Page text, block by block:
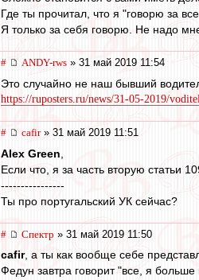
Где ты прочитал, что я "говорю за
Я только за себя говорю. Не надо
# ANDY-rws » 31 май 2019 11:54
Это случайно не наш бывший
https://ruposters.ru/news/31-05-2019/
# cafir» 31 май 2019 11:51
Alex Green
Если что, я за часть вторую статьи
----------------
Ты про португальский УК сейчас?
# Спектр » 31 май 2019 11:50
cafir, а ты как вообще себе
Федун завтра говорит "все, я